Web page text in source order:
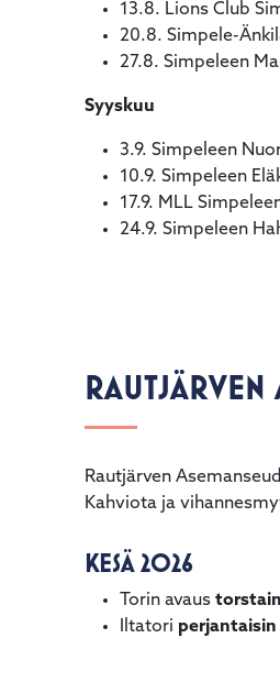
13.8. Lions Club
20.8. Simpele-
27.8. Simpeleen
Syyskuu
3.9. Simpeleen
10.9. Simpeleen
17.9. MLL
24.9. Simpeleen
RAUTJÄRVEN
Rautjärven
Kahviota ja
KESÄ 2026
Torin avaus
Iltatori perjantaisin